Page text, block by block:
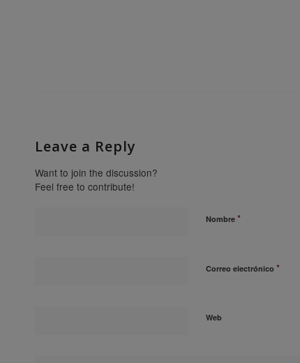
Leave a Reply
Want to join the discussion?
Feel free to contribute!
Nombre *
Correo electrónico *
Web